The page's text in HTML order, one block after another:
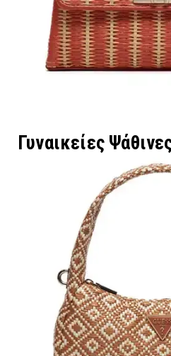
Γυναικείες